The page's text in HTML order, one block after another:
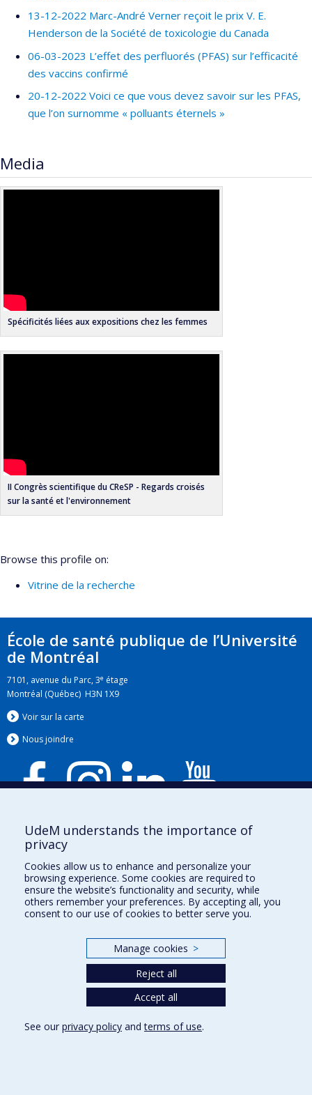
13-12-2022 Marc-André Verner reçoit le prix V. E.
Henderson de la Société de toxicologie du Canada
06-03-2023 L’effet des perfluorés (PFAS) sur l’efficacité
des vaccins confirmé
20-12-2022 Voici ce que vous devez savoir sur les PFAS,
que l’on surnomme « polluants éternels »
Media
Spécificités liées aux expositions chez les femmes
II Congrès scientifique du CReSP - Regards croisés
sur la santé et l'environnement
Browse this profile on:
Vitrine de la recherche
École de santé publique de l’Université
de Montréal
7101, avenue du Parc, 3e étage
Montréal (Québec) H3N 1X9
Voir sur la carte
Nous joindre
Nouvelles|Événement
Plan du site|Accessibilité
Signaler une erreur
Téléchargez les logos de l'ESPUM
UdeM understands the importance of
privacy
Cookies allow us to enhance and personalize your
browsing experience. Some cookies are required to
ensure the website’s functionality and security, while
others remember your preferences. By accepting all, you
consent to our use of cookies to better serve you.
Manage cookies >
Reject all
Accept all
See our privacy policy andterms of use.